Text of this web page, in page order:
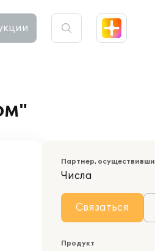
Партнер,
Числа
Связаться
Продукт